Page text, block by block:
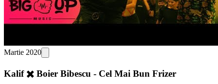
Martie 2020
Kalif ✖️ Boier Bibescu - Cel Mai Bun Frizer